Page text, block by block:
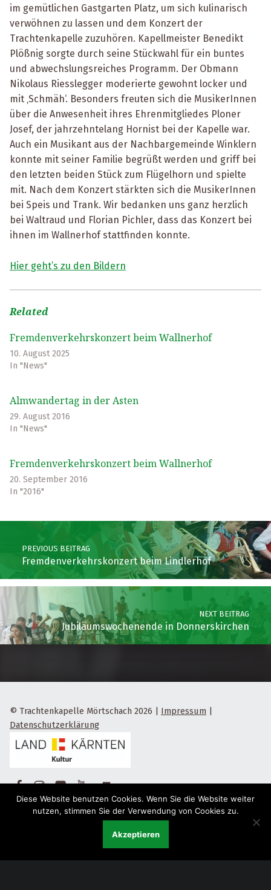
im gemütlichen Gastgarten Platz, um sich kulinarisch
verwöhnen zu lassen und dem Konzert der
Trachtenkapelle zuzuhören. Kapellmeister Benedikt
Plößnig sorgte durch seine Stückwahl für ein buntes
und abwechslungsreiches Programm. Der Obmann
Nikolaus Riesslegger moderierte gewohnt locker und
mit ‚Schmäh‘. Besonders freuten sich die MusikerInnen
über die Anwesenheit ihres Ehrenmitgliedes Ploner
Josef, der jahrzehntelang Hornist bei der Kapelle war.
Auch ein Musikant aus der Nachbargemeinde Winklern
konnte mit seiner Familie begrüßt werden und griff bei
den letzten beiden Stück zum Flügelhorn und spielte
mit. Nach dem Konzert stärkten sich die MusikerInnen
bei Speis und Trank. Wir bedanken uns ganz herzlich
bei Waltraud und Florian Pichler, dass das Konzert bei
ihnen im Wallnerhof stattfinden konnte.
Hier geht’s zu den Bildern
Related
Fremdenverkehrskonzert beim Wallnerhof
10. August 2025
In "News"
Almwandertag in der Asten
29. August 2016
In "News"
Fremdenverkehrskonzert beim Wallnerhof
20. September 2016
In "2016"
Post navigation
PREVIOUS BEITRAG
Fremdenverkehrskonzert beim Lindlerhof
NEXT BEITRAG
Jubiläumswochenende in Donnerskirchen
© Trachtenkapelle Mörtschach 2026 | Impressum |
Datenschutzerklärung
Diese Website benutzen Cookies. Wenn Sie die Website weiter
nutzen, stimmen Sie der Verwendung von Cookies zu.
Akzeptieren